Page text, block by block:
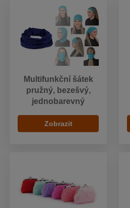
Multifunkční šátek
pružný, bezešvý,
jednobarevný
Zobrazit